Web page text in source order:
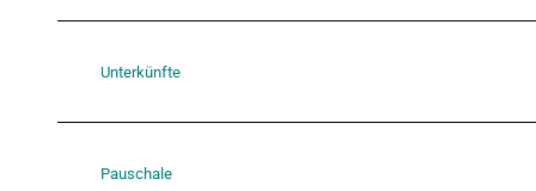
Unterkünfte
Pauschale